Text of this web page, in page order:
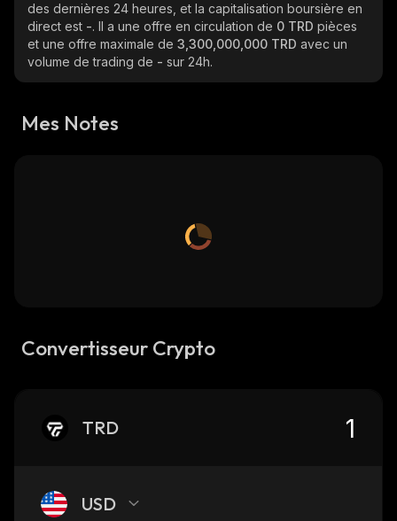
des dernières 24 heures, et la capitalisation boursière en
direct est -. Il a une offre en circulation de 0 TRD pièces
et une offre maximale de 3,300,000,000 TRD avec un
volume de trading de - sur 24h.
Mes Notes
Convertisseur Crypto
TRD
USD